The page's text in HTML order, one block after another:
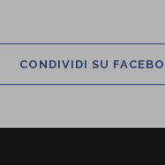
CONDIVIDI SU